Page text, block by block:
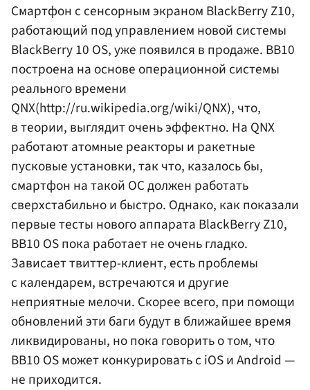
Смартфон с сенсорным экраном BlackBerry Z10,
работающий под управлением новой системы
BlackBerry 10 OS, уже появился в продаже. BB10
построена на основе операционной системы
реального времени
QNX(http://ru.wikipedia.org/wiki/QNX), что,
в теории, выглядит очень эффектно. На QNX
работают атомные реакторы и ракетные
пусковые установки, так что, казалось бы,
смартфон на такой ОС должен работать
сверхстабильно и быстро. Однако, как показали
первые тесты нового аппарата BlackBerry Z10,
BB10 OS пока работает не очень гладко.
Зависает твиттер-клиент, есть проблемы
с календарем, встречаются и другие
неприятные мелочи. Скорее всего, при помощи
обновлений эти баги будут в ближайшее время
ликвидированы, но пока говорить о том, что
BB10 OS может конкурировать с iOS и Аndroid —
не приходится.